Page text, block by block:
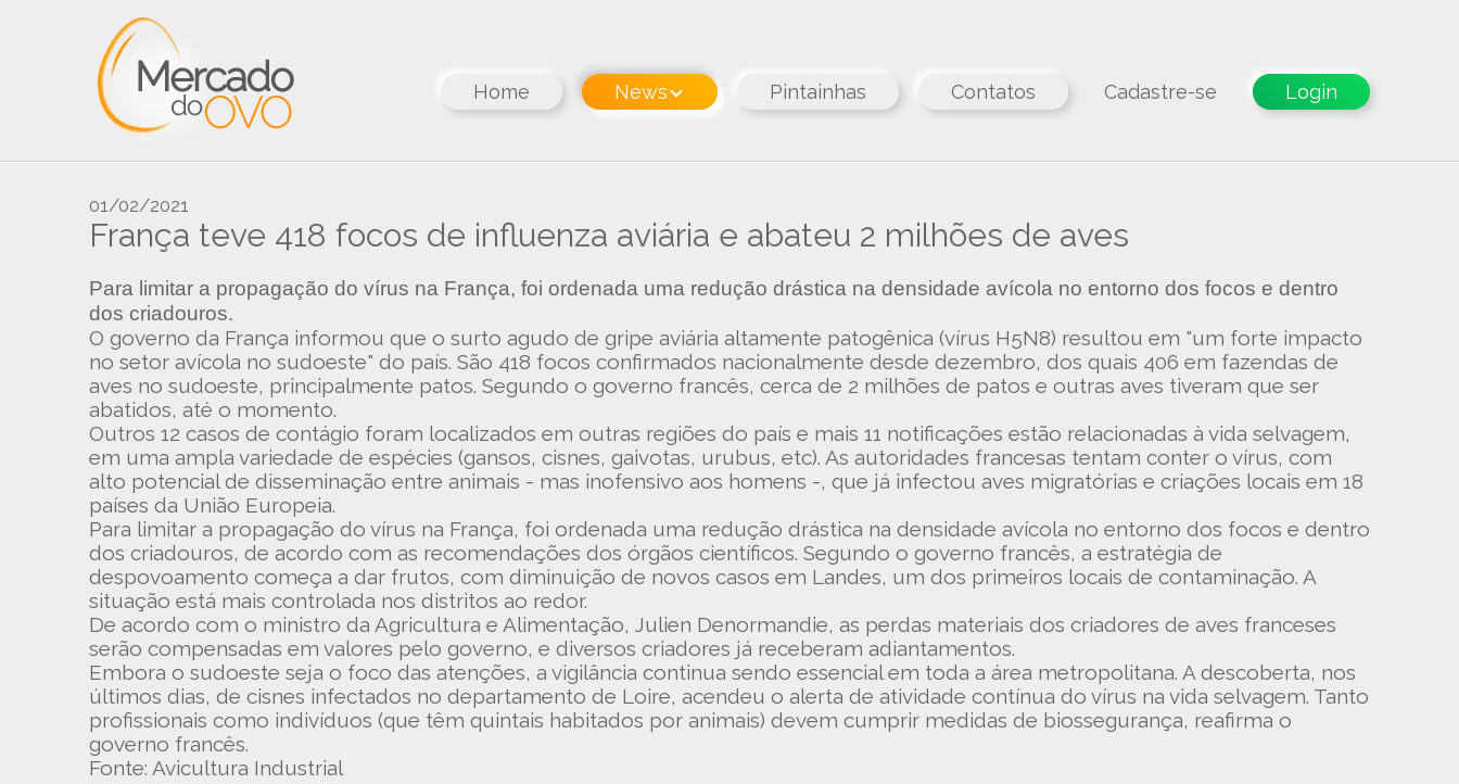
Home News Pintainhas Contatos Cadastre-se Login
01/02/2021
França teve 418 focos de influenza aviária e abateu 2 milhões de aves
Para limitar a propagação do vírus na França, foi ordenada uma redução drástica na densidade avícola no entorno dos focos e dentro
dos criadouros.
O governo da França informou que o surto agudo de gripe aviária altamente patogênica (vírus H5N8) resultou em "um forte impacto
no setor avícola no sudoeste" do país. São 418 focos confirmados nacionalmente desde dezembro, dos quais 406 em fazendas de
aves no sudoeste, principalmente patos. Segundo o governo francês, cerca de 2 milhões de patos e outras aves tiveram que ser
abatidos, até o momento.
Outros 12 casos de contágio foram localizados em outras regiões do país e mais 11 notificações estão relacionadas à vida selvagem,
em uma ampla variedade de espécies (gansos, cisnes, gaivotas, urubus, etc). As autoridades francesas tentam conter o vírus, com
alto potencial de disseminação entre animais - mas inofensivo aos homens -, que já infectou aves migratórias e criações locais em 18
países da União Europeia.
Para limitar a propagação do vírus na França, foi ordenada uma redução drástica na densidade avícola no entorno dos focos e dentro
dos criadouros, de acordo com as recomendações dos órgãos científicos. Segundo o governo francês, a estratégia de
despovoamento começa a dar frutos, com diminuição de novos casos em Landes, um dos primeiros locais de contaminação. A
situação está mais controlada nos distritos ao redor.
De acordo com o ministro da Agricultura e Alimentação, Julien Denormandie, as perdas materiais dos criadores de aves franceses
serão compensadas em valores pelo governo, e diversos criadores já receberam adiantamentos.
Embora o sudoeste seja o foco das atenções, a vigilância continua sendo essencial em toda a área metropolitana. A descoberta, nos
últimos dias, de cisnes infectados no departamento de Loire, acendeu o alerta de atividade contínua do vírus na vida selvagem. Tanto
profissionais como indivíduos (que têm quintais habitados por animais) devem cumprir medidas de biossegurança, reafirma o
governo francês.
Fonte: Avicultura Industrial